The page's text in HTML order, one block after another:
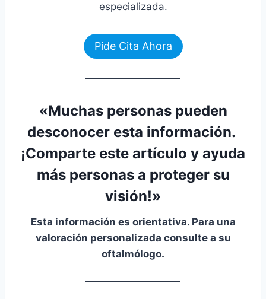
especializada.
Pide Cita Ahora
«Muchas personas pueden
desconocer esta información.
¡Comparte este artículo y ayuda
más personas a proteger su
visión!»
Esta información es orientativa. Para una
valoración personalizada consulte a su
oftalmólogo.